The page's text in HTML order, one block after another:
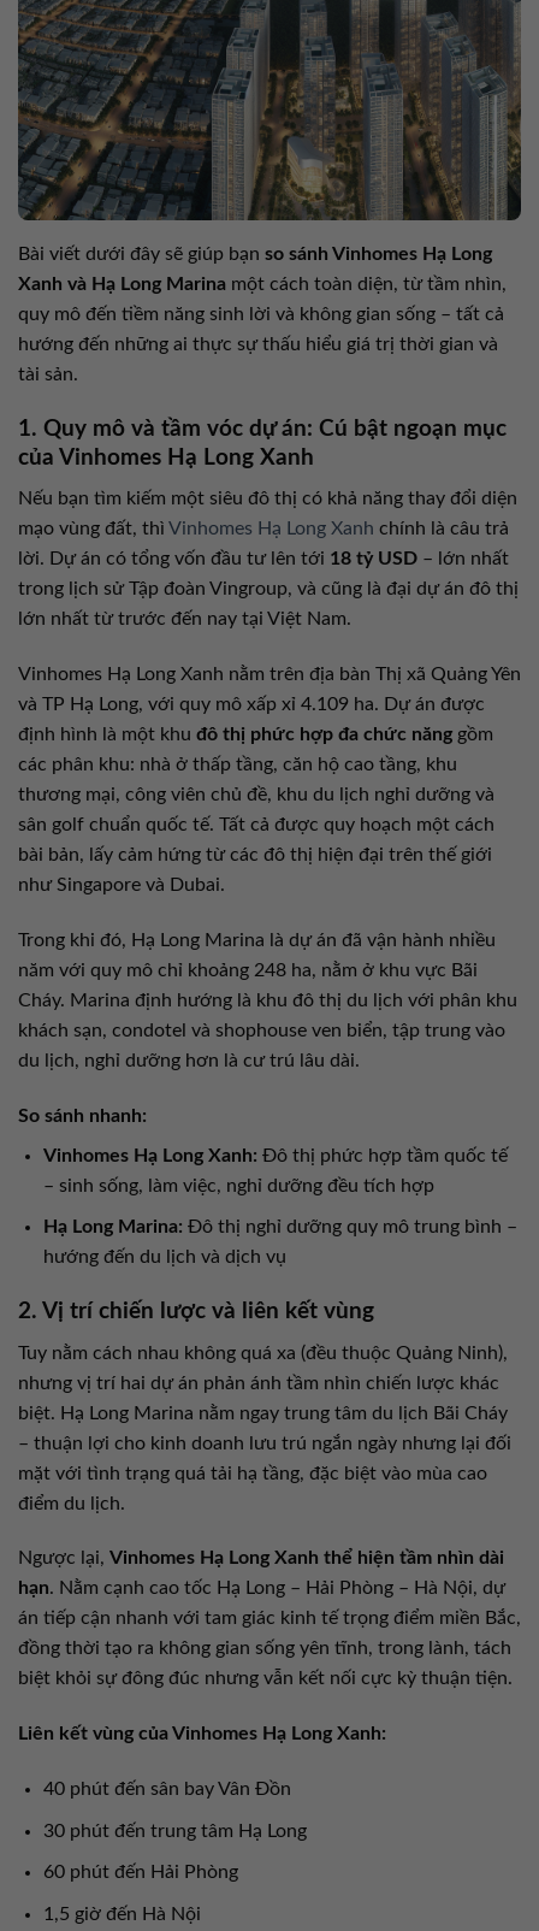
Bài viết dưới đây sẽ giúp bạn so sánh Vinhomes Hạ Long
Xanh và Hạ Long Marina một cách toàn diện, từ tầm nhìn,
quy mô đến tiềm năng sinh lời và không gian sống – tất cả
hướng đến những ai thực sự thấu hiểu giá trị thời gian và
tài sản.
1. Quy mô và tầm vóc dự án: Cú bật ngoạn mục
của Vinhomes Hạ Long Xanh
Nếu bạn tìm kiếm một siêu đô thị có khả năng thay đổi diện
mạo vùng đất, thì Vinhomes Hạ Long Xanh chính là câu trả
lời. Dự án có tổng vốn đầu tư lên tới 18 tỷ USD – lớn nhất
trong lịch sử Tập đoàn Vingroup, và cũng là đại dự án đô thị
lớn nhất từ trước đến nay tại Việt Nam.
Vinhomes Hạ Long Xanh nằm trên địa bàn Thị xã Quảng Yên
và TP Hạ Long, với quy mô xấp xỉ 4.109 ha. Dự án được
định hình là một khu đô thị phức hợp đa chức năng gồm
các phân khu: nhà ở thấp tầng, căn hộ cao tầng, khu
thương mại, công viên chủ đề, khu du lịch nghỉ dưỡng và
sân golf chuẩn quốc tế. Tất cả được quy hoạch một cách
bài bản, lấy cảm hứng từ các đô thị hiện đại trên thế giới
như Singapore và Dubai.
Trong khi đó, Hạ Long Marina là dự án đã vận hành nhiều
năm với quy mô chỉ khoảng 248 ha, nằm ở khu vực Bãi
Cháy. Marina định hướng là khu đô thị du lịch với phân khu
khách sạn, condotel và shophouse ven biển, tập trung vào
du lịch, nghỉ dưỡng hơn là cư trú lâu dài.
So sánh nhanh:
Vinhomes Hạ Long Xanh: Đô thị phức hợp tầm quốc tế
– sinh sống, làm việc, nghỉ dưỡng đều tích hợp
Hạ Long Marina: Đô thị nghỉ dưỡng quy mô trung bình –
hướng đến du lịch và dịch vụ
2. Vị trí chiến lược và liên kết vùng
Tuy nằm cách nhau không quá xa (đều thuộc Quảng Ninh),
nhưng vị trí hai dự án phản ánh tầm nhìn chiến lược khác
biệt. Hạ Long Marina nằm ngay trung tâm du lịch Bãi Cháy
– thuận lợi cho kinh doanh lưu trú ngắn ngày nhưng lại đối
mặt với tình trạng quá tải hạ tầng, đặc biệt vào mùa cao
điểm du lịch.
Ngược lại, Vinhomes Hạ Long Xanh thể hiện tầm nhìn dài
hạn. Nằm cạnh cao tốc Hạ Long – Hải Phòng – Hà Nội, dự
án tiếp cận nhanh với tam giác kinh tế trọng điểm miền Bắc,
đồng thời tạo ra không gian sống yên tĩnh, trong lành, tách
biệt khỏi sự đông đúc nhưng vẫn kết nối cực kỳ thuận tiện.
Liên kết vùng của Vinhomes Hạ Long Xanh:
40 phút đến sân bay Vân Đồn
30 phút đến trung tâm Hạ Long
60 phút đến Hải Phòng
1,5 giờ đến Hà Nội